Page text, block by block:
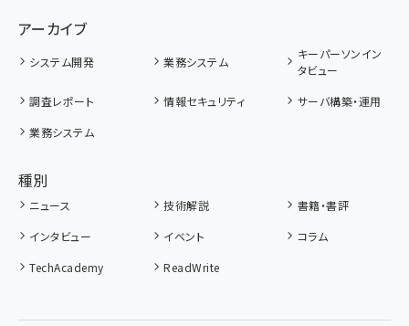
アーカイブ
システム開発 業務システム
キーパーソンイン
タビュー
調査レポート
情報セキュリティ
サーバ構築・運用
業務システム
種別
ニュース 技術解説
書籍・書評
インタビュー
イベント
コラム
TechAcademy
ReadWrite